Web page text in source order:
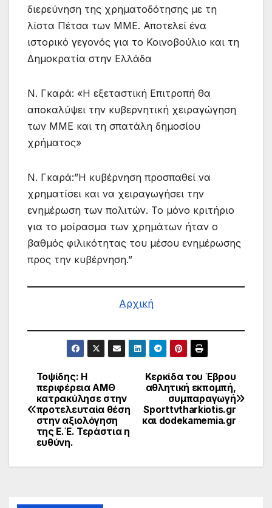
διερεύνηση της χρηματοδότησης με τη
λίστα Πέτσα των ΜΜΕ. Αποτελεί ένα
ιστορικό γεγονός για το Κοινοβούλιο και τη
Δημοκρατία στην Ελλάδα
Ν. Γκαρά: «Η εξεταστική Επιτροπή θα
αποκαλύψει την κυβερνητική χειραγώγηση
των ΜΜΕ και τη σπατάλη δημοσίου
χρήματος»
Ν. Γκαρά:”Η κυβέρνηση προσπαθεί να
χρηματίσει και να χειραγωγήσει την
ενημέρωση των πολιτών. Το μόνο κριτήριο
για το μοίρασμα των χρημάτων ήταν ο
βαθμός φιλικότητας του μέσου ενημέρωσης
προς την κυβέρνηση.”
Αρχική
Πλοήγηση
άρθρων
Κερκίδα του Έβρου
αθλητική εκπομπή,
συμπαραγωγή
Sporttvtharkiotis.gr
και dodekamemia.gr
Τοψίδης: Η
περιφέρεια ΑΜΘ
κατρακύλησε στην
προτελευταία θέση
στην αξιολόγηση
της Ε.Έ. Τεράστια η
ευθύνη.